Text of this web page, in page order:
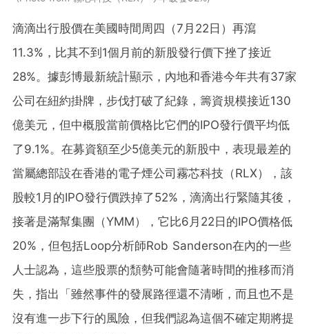
滴滴出行股價在美國時間周四（7月22日）再瀉
11.3%，比其不到1個月前的新股發行價下挫了接近
28%。據彭博最新統計顯示，內地和香港今年共有37家
公司在紐約掛牌，步伐打破了紀錄，籌資規模接近130
億美元，但中概股當前價格比它們的IPO發行價平均低
了9.1%。在募資額至少5億美元的新股中，表現最差的
當屬總部設在香港的電子煙公司霧芯科技（RLX），該
股較1月的IPO發行價跌掉了52%，滴滴出行緊隨其後，
接著是滿幫集團（YMM），它比6月22日的IPO價格低
20%，但包括Loop分析師Rob Sanderson在內的一些
人士認為，這些股票的頹勢可能會隨著時間的推移而消
失，指出「雖然事件的發展路徑還不清晰，而且也不是
沒有進一步下行的風險，但我們認為這個不確定期將提